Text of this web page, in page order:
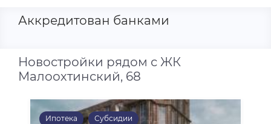
Аккредитован банками
Новостройки рядом с ЖК
Малоохтинский, 68
Ипотека Субсидии